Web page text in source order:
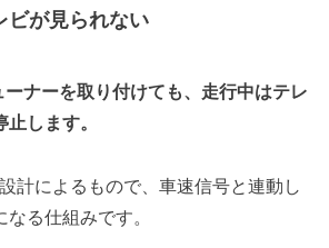
が見られない
ナーを取り付けても、走行中はテレ
します。
計によるもので、車速信号と連動し
る仕組みです。